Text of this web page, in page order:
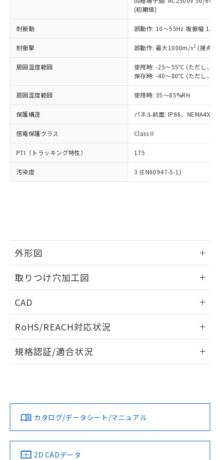
(初期値)
耐振動 誤動作: 10～55Hz 複振幅
耐衝撃 誤動作: 最大1000m/s2 (接点
周囲温度範囲
使用時: -25～55℃ (ただし、氷
保存時: -40～80℃ (ただし、氷
周囲湿度範囲 使用時: 35～85%RH
保護構造 パネル前面: IP66、NEMA4X,
感電保護クラス Class II
PTI（トラッキング特性） 175
汚染度 3 (EN60947-5-1)
外形図
取りつけ穴加工図
CAD
ドすることができます。
ログイン/会員登録
ダウンロードデータをご利用いただく前に、以下を必ずお読
みください。
ソフトウェアの使用条件
RoHS/REACH対応状況
EU RoHS 注意事項・凡例
対応済み
中国 RoHS 注意事項・凡例
規格認証/適合状況
LR型式承認
（イギリス
船舶規格）
DNV型式承認
（ノルウェー
BV型式承認
（フランス
KR型式
（韓国
カタログ/データシート/マニュアル
2D CADデータ
正式な納期状況および標準価格はお客
様のお取引先、またはお客様担当のオ
ムロン制御機器販売店・当社販売員に
オムロン制御機器販売店や当社販売拠
販売ネットワーク
」をご確認
事前の承諾なく第三者に漏洩または開
示しないようお願いします。
マイパーツ機能（部品リスト作成サー
ビス）をご利用いただくには、I-Web
メンバーズにご登録されている必要が
あります。
お客様が当ウェブサイト上で当社にご
登録された部品リストについて、当社
および当社の共同利用者が、当社の製
(PBDE) 1000ppm以下、フタル酸ビス(2-エチルヘキシ
ル) (DEHP)(別名：DOP) 1000ppm以下、フタル酸ブチ
（DBP） 1000ppm以下、フタル酸ジイソブチル
但し、RoHS指令で産業用監視および制御機器に対する
フタル酸エステル類の４物質については閾値を超える意
図的な使用がないことを確認しています。
※2 対応予定月
部品在庫の切り替え状況などにより、予定
月が前後することがあります。
※3 非含有証明書ダウンロード
※本証明書は発行日時点で非含有を証明す
るもので、過去に遡って非含有を証明する
また、RoHS指令のフタル酸エステル類４
物質の対応では、対応完了までの期間は出
荷製品に未対応品が混在することから備考
既に当社にて対応品への在庫切替を完了
していることから、特段のことがない限
り、2022年1月12日より割愛しておりま
ニル類) : 1000ppm、 PBDEs(ポリ臭化ジフェニルエーテ
イソブチル) : 1000ppm、 BBP(フタル酸ブチルベンジ
DEHP(フタル酸ビス(2-エチルヘキシル)) : 1000ppm
「ｅ」：有害物質（10物質）のすべてが基
準値以下であることを示します。
「10」：通常の使用状況下において有害物
質が外部に漏えいし、環境に深刻な影響を
及ぼさない年数を意味します。
い合わせください。
当社は規制貨物を破棄する場合は、完
全に破砕するなど、違法に輸出されな
いよう必要な手段を講じます。
当社は貴社製品を、核兵器、ミサイ
ル、化学兵器、生物兵器またはその他
武器並びにこれらの製造装置等に一切
当社は、貴社製品を第三者に販売する
場合は、上記1、2および3の内容を当
該第三者に通知します。また当社は、
販売先および販売に係わる関係者が違
り引きをいたしません。
一定数以上の在庫あり
一定数には満たないが在庫あり
在庫なし(最新の在庫状況につ
いては、お客様のお取引先、ま
たはお客様担当のオムロン制御
機器販売店・当社販売員にご確
白
受注生産機種、また在庫状況の
情報を公開していない機種